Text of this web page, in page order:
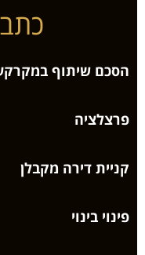
הסכם שיתוף
פרצלציה
קניית דירה מקבלן
פינוי בינוי